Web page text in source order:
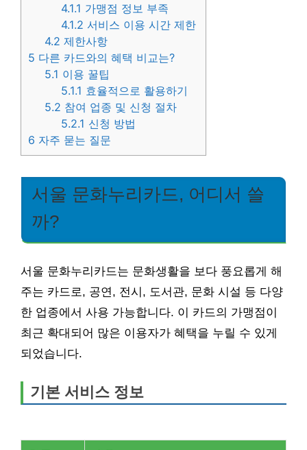
4.1.1 가맹점 정보 부족
4.1.2 서비스 이용 시간 제한
4.2 제한사항
5 다른 카드와의 혜택 비교는?
5.1 이용 꿀팁
5.1.1 효율적으로 활용하기
5.2 참여 업종 및 신청 절차
5.2.1 신청 방법
6 자주 묻는 질문
서울 문화누리카드, 어디서 쓸
까?
서울 문화누리카드는 문화생활을 보다 풍요롭게 해
주는 카드로, 공연, 전시, 도서관, 문화 시설 등 다양
한 업종에서 사용 가능합니다. 이 카드의 가맹점이
최근 확대되어 많은 이용자가 혜택을 누릴 수 있게
되었습니다.
기본 서비스 정보